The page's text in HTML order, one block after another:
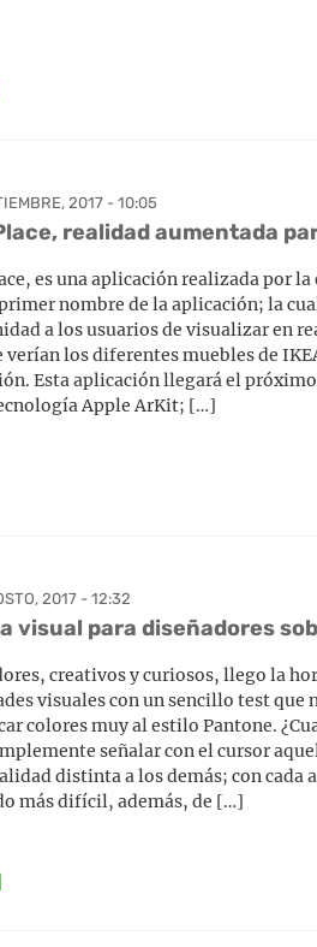
2017 - 10:05
realidad aumentada
es una aplicación realizada por la
nombre de la aplicación; la
a los usuarios de visualizar en
verían los diferentes muebles de
Esta aplicación llegará el
Apple ArKit; […]
2017 - 12:32
visual para diseñadores
creativos y curiosos, llego la
visuales con un sencillo test que
colores muy al estilo Pantone.
señalar con el cursor
distinta a los demás; con cada
más difícil, además, de […]